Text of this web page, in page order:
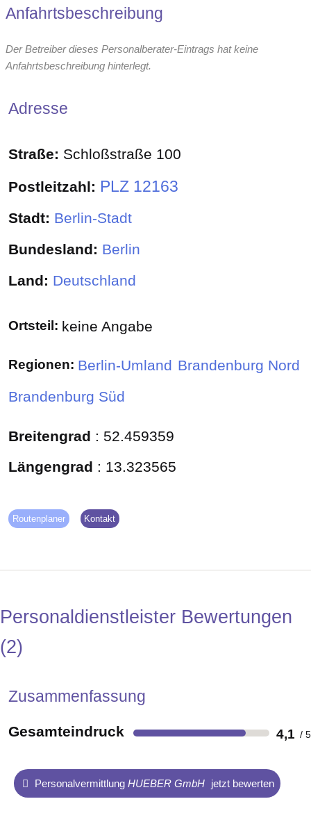
Anfahrtsbeschreibung
Der Betreiber dieses Personalberater-Eintrags hat keine
Anfahrtsbeschreibung hinterlegt.
Adresse
Straße: Schloßstraße 100
Postleitzahl: PLZ 12163
Stadt: Berlin-Stadt
Bundesland: Berlin
Land: Deutschland
Ortsteil: keine Angabe
Regionen: Berlin-Umland Brandenburg Nord
Brandenburg Süd
Breitengrad : 52.459359
Längengrad : 13.323565
Routenplaner Kontakt
Personaldienstleister Bewertungen
2
Zusammenfassung
Gesamteindruck 4,1
Personalvermittlung HUEBER GmbH jetzt bewerten